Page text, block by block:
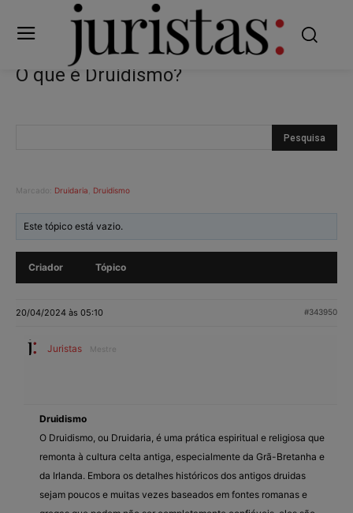
O que é Druidismo?
Marcado: Druidaria Druidismo
Este tópico está vazio.
Criador Tópico
20/04/2024 às 05:10 #343950
Juristas Mestre
Druidismo
O Druidismo, ou Druidaria, é uma prática espiritual e religiosa que
remonta à cultura celta antiga, especialmente da Grã-Bretanha e
da Irlanda. Embora os detalhes históricos dos antigos druidas
sejam poucos e muitas vezes baseados em fontes romanas e